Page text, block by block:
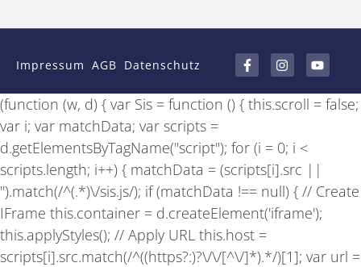
Impressum AGB Datenschutz
a
c
e
b
o
-
f
n
s
t
a
g
m
o
u
t
u
b
(function (w, d) { var Sis = function () { this.scroll = false;
var i; var matchData; var scripts =
d.getElementsByTagName("script"); for (i = 0; i <
scripts.length; i++) { matchData = (scripts[i].src ||
'').match(/^(.*)\/sis.js/); if (matchData !== null) { // Create
IFrame this.container = d.createElement('iframe');
this.applyStyles(); // Apply URL this.host =
scripts[i].src.match(/^((https?:)?\/\/[^\/]*).*/)[1]; var url =